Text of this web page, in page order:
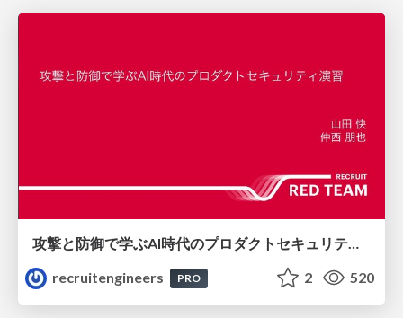
攻撃と防御で学ぶAI時代のプロダクトセキュリティ演習
recruitengineers
PRO 2 520